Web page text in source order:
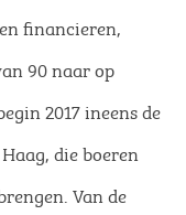
financieren,
90 naar op
2017 ineens de
die boeren
Van de